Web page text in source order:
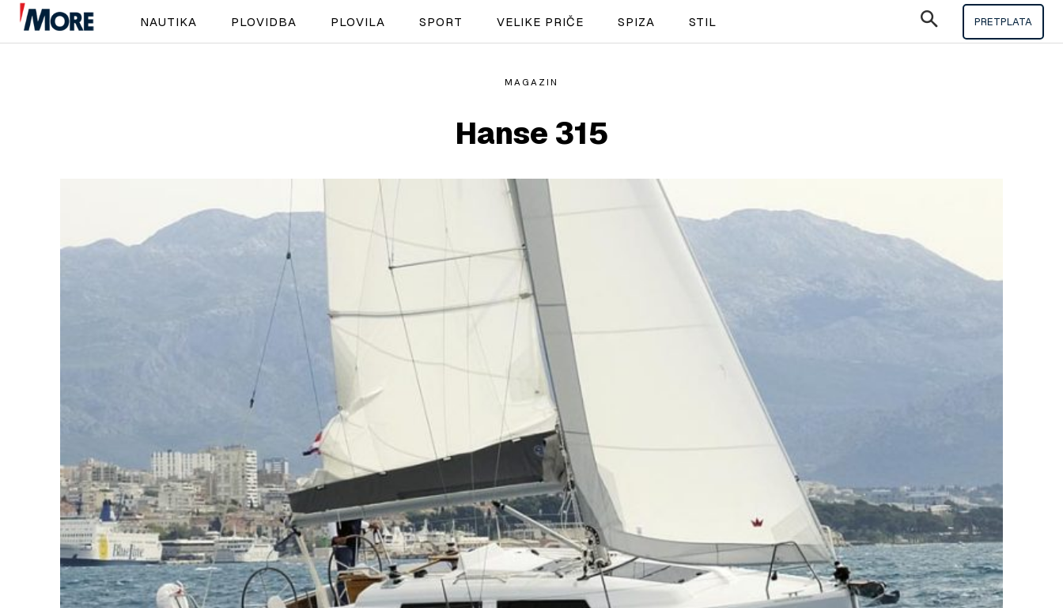
SPORT
PLOVILA
PRETPLATA
SHOP
NAUTIKA PLOVIDBA PLOVILA SPORT VELIKE PRIČE SPIZA STIL PRETPLATA
MAGAZIN
Hanse 315